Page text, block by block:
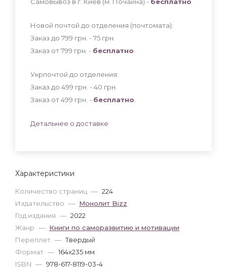
Характеристики
Количество страниц — 224
Издательство — Монолит Bizz
Год издания — 2022
Жанр — Книги по саморазвитию и мотивации
Переплет — Твердый
Формат — 164x235 мм
ISBN — 978-617-8119-03-4
Новой почтой до отделения (почтомата):
Заказ до 799 грн. - 75 грн
Заказ от 799 грн. - бесплатно
Укрпочтой до отделения:
Заказ до 499 грн. - 40 грн
Заказ от 499 грн. - бесплатно
Детальнее о доставке